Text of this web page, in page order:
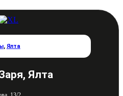
, Ялта
Ялта